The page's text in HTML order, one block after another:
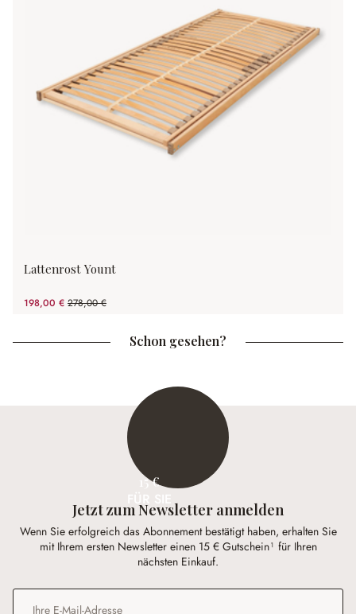
Lattenrost Yount
198,00 € 278,00 €
(28.78% gespart)
Schon gesehen?
15 €
Jetzt zum Newsletter anmelden
Wenn Sie erfolgreich das Abonnement bestätigt haben, erhalten Sie
mit Ihrem ersten Newsletter einen 15 € Gutschein¹ für Ihren
nächsten Einkauf.
E-Mail-Adresse